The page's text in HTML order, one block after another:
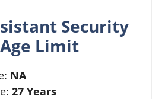
Security
Limit
NA
27 Years